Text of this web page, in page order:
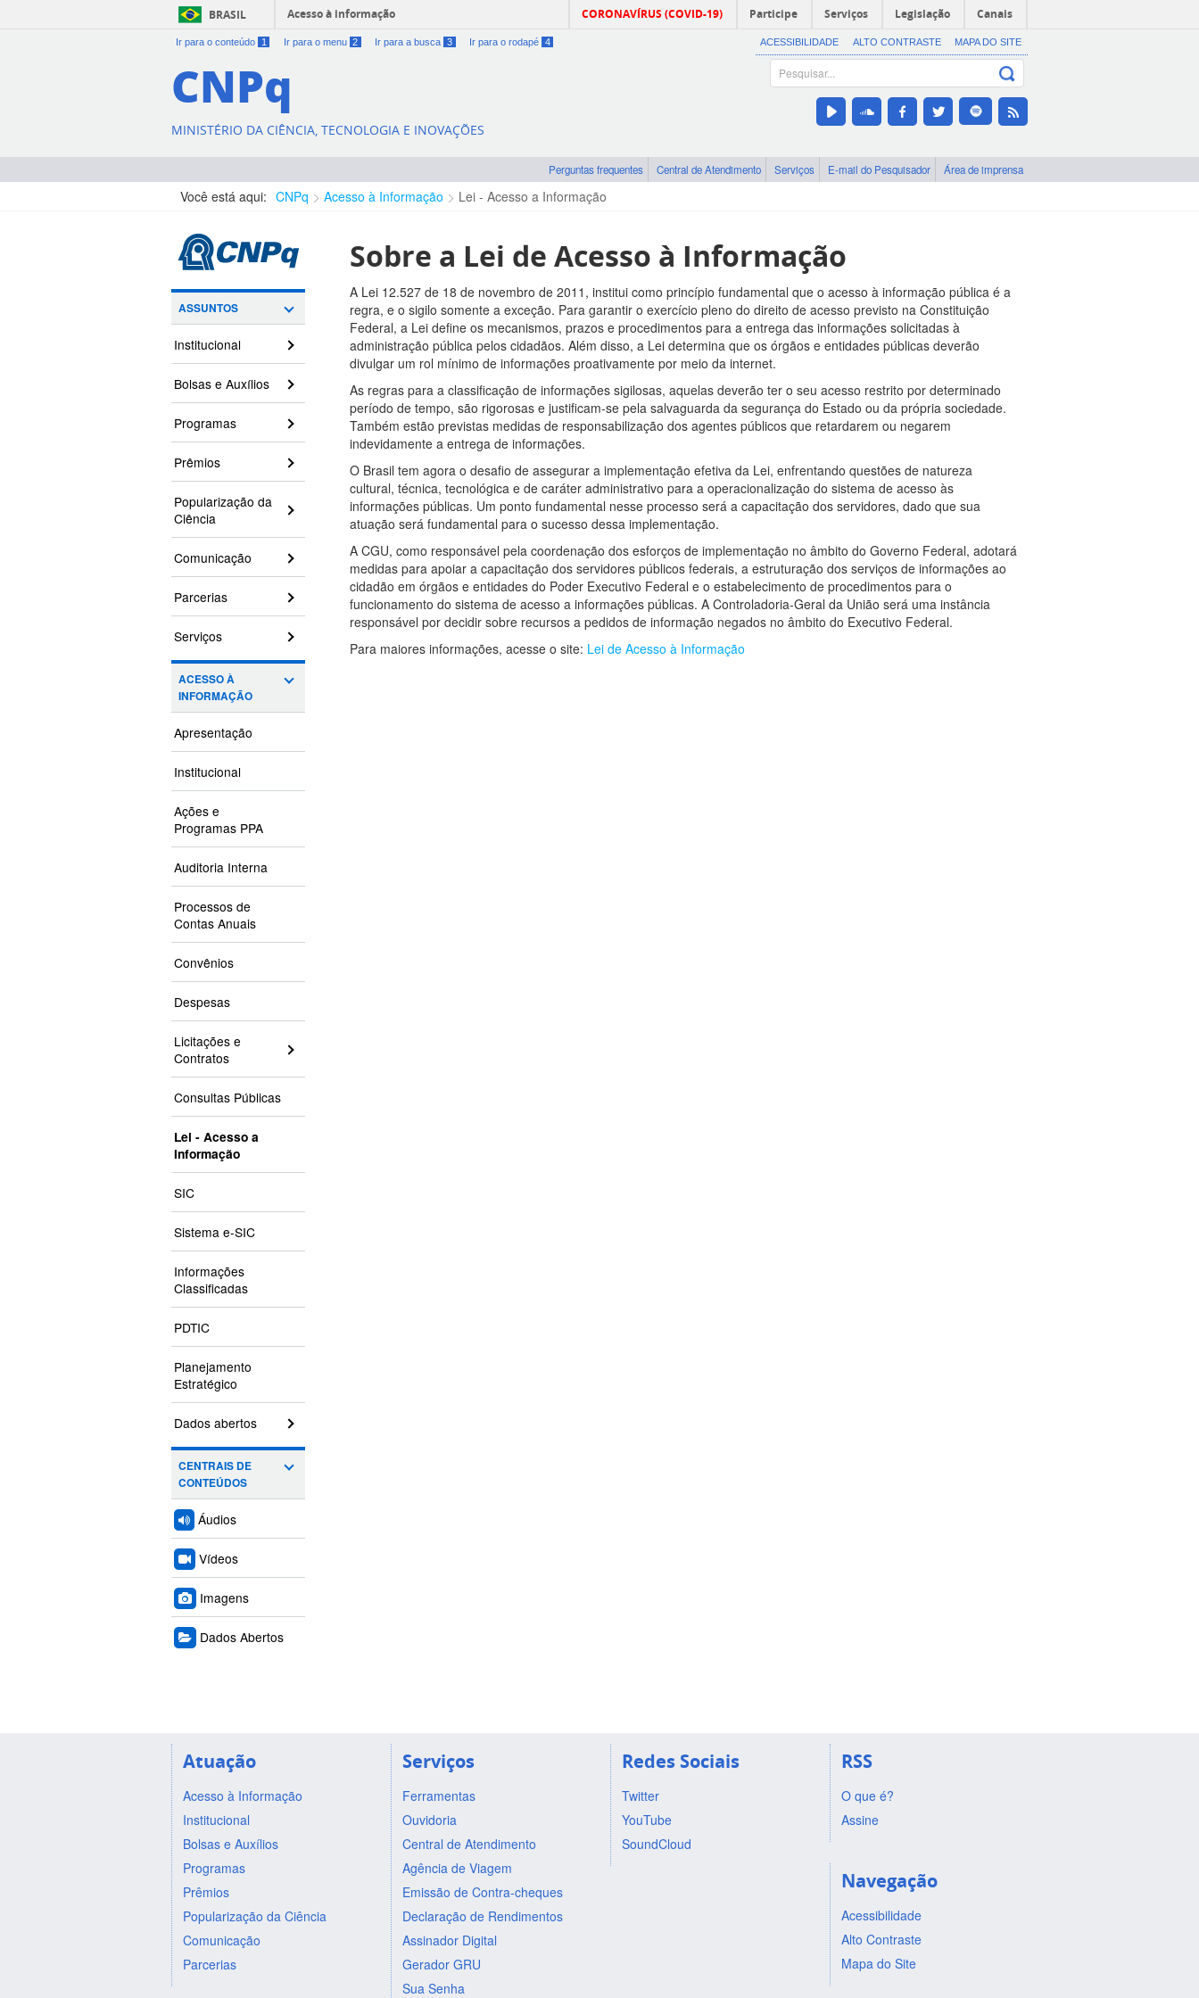
BRASIL Acesso à informação CORONAVÍRUS (COVID-19) Participe Serviços Legislação Canais
Ir para o conteúdo 1 Ir para o menu 2 Ir para a busca 3 Ir para o rodapé 4 ACESSIBILIDADE ALTO CONTRASTE MAPA DO SITE
CNPq
MINISTÉRIO DA CIÊNCIA, TECNOLOGIA E INOVAÇÕES
Perguntas frequentes Central de Atendimento Serviços E-mail do Pesquisador Área de imprensa
Você está aqui: CNPq Acesso à Informação Lei - Acesso a Informação
ASSUNTOS
Institucional
Bolsas e Auxílios
Programas
Prêmios
Popularização da
Ciência
Comunicação
Parcerias
Serviços
ACESSO À
INFORMAÇÃO
Apresentação
Institucional
Ações e
Programas PPA
Auditoria Interna
Processos de
Contas Anuais
Convênios
Despesas
Licitações e
Contratos
Consultas Públicas
Lei - Acesso a
Informação
SIC
Sistema e-SIC
Informações
Classificadas
PDTIC
Planejamento
Estratégico
Dados abertos
CENTRAIS DE
CONTEÚDOS
Áudios
Vídeos
Imagens
Dados Abertos
Sobre a Lei de Acesso à Informação
A Lei 12.527 de 18 de novembro de 2011, institui como princípio fundamental que o acesso à informação pública é a
regra, e o sigilo somente a exceção. Para garantir o exercício pleno do direito de acesso previsto na Constituição
Federal, a Lei define os mecanismos, prazos e procedimentos para a entrega das informações solicitadas à
administração pública pelos cidadãos. Além disso, a Lei determina que os órgãos e entidades públicas deverão
divulgar um rol mínimo de informações proativamente por meio da internet.
As regras para a classificação de informações sigilosas, aquelas deverão ter o seu acesso restrito por determinado
período de tempo, são rigorosas e justificam-se pela salvaguarda da segurança do Estado ou da própria sociedade.
Também estão previstas medidas de responsabilização dos agentes públicos que retardarem ou negarem
indevidamente a entrega de informações.
O Brasil tem agora o desafio de assegurar a implementação efetiva da Lei, enfrentando questões de natureza
cultural, técnica, tecnológica e de caráter administrativo para a operacionalização do sistema de acesso às
informações públicas. Um ponto fundamental nesse processo será a capacitação dos servidores, dado que sua
atuação será fundamental para o sucesso dessa implementação.
A CGU, como responsável pela coordenação dos esforços de implementação no âmbito do Governo Federal, adotará
medidas para apoiar a capacitação dos servidores públicos federais, a estruturação dos serviços de informações ao
cidadão em órgãos e entidades do Poder Executivo Federal e o estabelecimento de procedimentos para o
funcionamento do sistema de acesso a informações públicas. A Controladoria-Geral da União será uma instância
responsável por decidir sobre recursos a pedidos de informação negados no âmbito do Executivo Federal.
Para maiores informações, acesse o site: Lei de Acesso à Informação
Atuação
Acesso à Informação
Institucional
Bolsas e Auxílios
Programas
Prêmios
Popularização da Ciência
Comunicação
Parcerias
Serviços
Ferramentas
Ouvidoria
Central de Atendimento
Agência de Viagem
Emissão de Contra-cheques
Declaração de Rendimentos
Assinador Digital
Gerador GRU
Sua Senha
Redes Sociais
Twitter
YouTube
SoundCloud
RSS
O que é?
Assine
Navegação
Acessibilidade
Alto Contraste
Mapa do Site